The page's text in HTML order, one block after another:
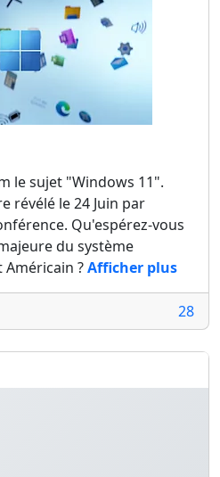
le sujet "Windows 11".
révélé le 24 Juin par
Qu'espérez-vous
du système
?Afficher plus
28